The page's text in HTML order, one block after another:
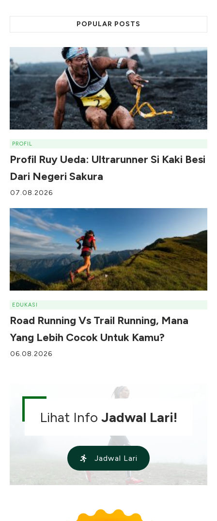
POPULAR POSTS
PROFIL
Profil Ruy Ueda: Ultrarunner Si Kaki Besi
Dari Negeri Sakura
07.08.2026
EDUKASI
Road Running Vs Trail Running, Mana
Yang Lebih Cocok Untuk Kamu?
06.08.2026
Lihat Info Jadwal Lari!
Jadwal Lari